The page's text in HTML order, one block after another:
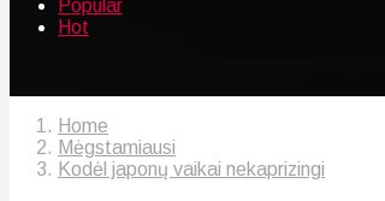
Popular
Hot
Home
Mėgstamiausi
Kodėl japonų vaikai nekaprizingi